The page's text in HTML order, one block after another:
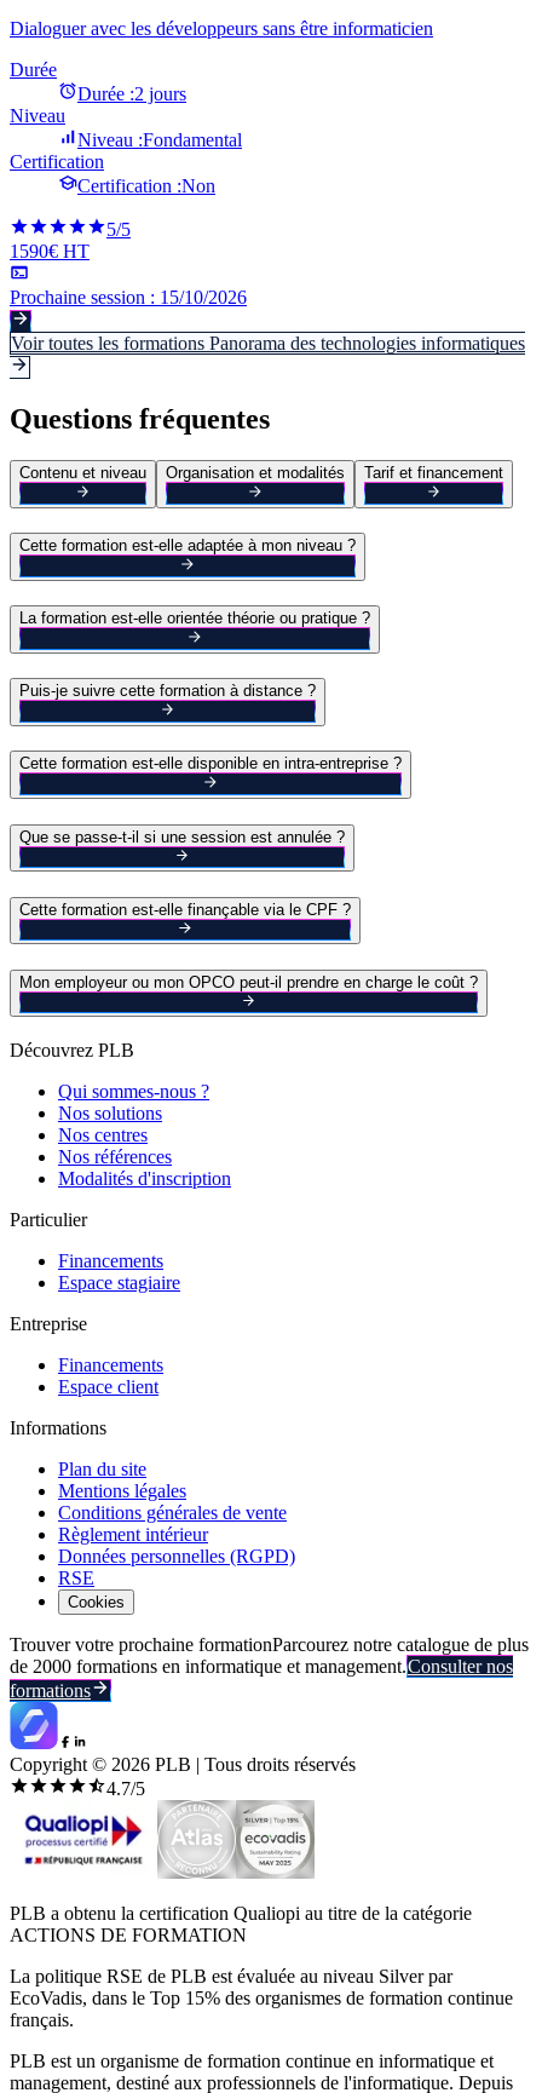
Dialoguer avec les développeurs sans être informaticien
Durée
Durée :2 jours
Niveau
Niveau :Fondamental
Certification
Certification :Non
5/5
1590€ HT
Prochaine session : 15/10/2026
Voir toutes les formations Panorama des technologies informatiques
Questions fréquentes
Contenu et niveau Organisation et modalités Tarif et financement
Cette formation est-elle adaptée à mon niveau ?
La formation est-elle orientée théorie ou pratique ?
Puis-je suivre cette formation à distance ?
Cette formation est-elle disponible en intra-entreprise ?
Que se passe-t-il si une session est annulée ?
Cette formation est-elle finançable via le CPF ?
Mon employeur ou mon OPCO peut-il prendre en charge le coût ?
Découvrez PLB
Qui sommes-nous ?
Nos solutions
Nos centres
Nos références
Modalités d'inscription
Particulier
Financements
Espace stagiaire
Entreprise
Financements
Espace client
Informations
Plan du site
Mentions légales
Conditions générales de vente
Règlement intérieur
Données personnelles (RGPD)
RSE
Cookies
Trouver votre prochaine formationParcourez notre catalogue de plus
de 2000 formations en informatique et management.Consulter nos
formations
Copyright © 2026 PLB | Tous droits réservés
4.7/5
PLB a obtenu la certification Qualiopi au titre de la catégorie
ACTIONS DE FORMATION
La politique RSE de PLB est évaluée au niveau Silver par
EcoVadis, dans le Top 15% des organismes de formation continue
français.
PLB est un organisme de formation continue en informatique et
management, destiné aux professionnels de l'informatique. Depuis